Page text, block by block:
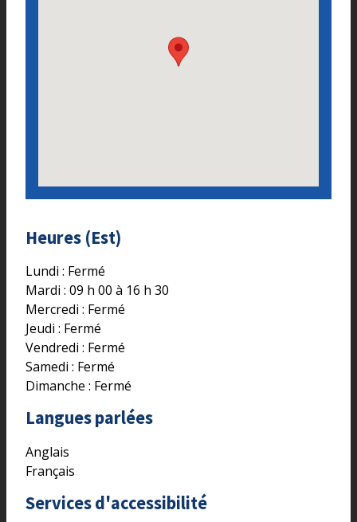
Heures (Est)
Lundi : Fermé
Mardi : 09 h 00 à 16 h 30
Mercredi : Fermé
Jeudi : Fermé
Vendredi : Fermé
Samedi : Fermé
Dimanche : Fermé
Langues parlées
Anglais
Français
Services d'accessibilité